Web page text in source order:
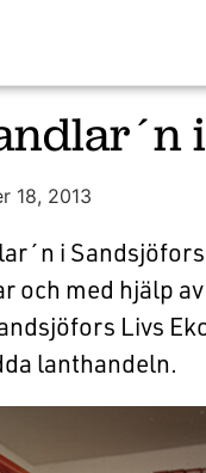
18, 2013
i
och med hjälp
Livs
lanthandeln.